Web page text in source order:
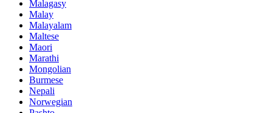
Malagasy
Malay
Malayalam
Maltese
Maori
Marathi
Mongolian
Burmese
Nepali
Norwegian